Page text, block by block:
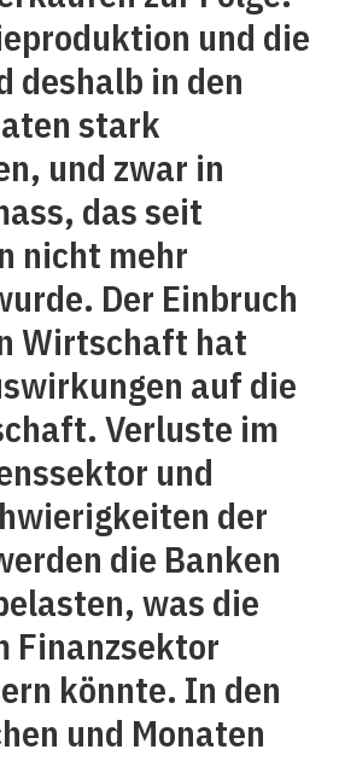
und die
deshalb in den
stark
und zwar in
das seit
nicht mehr
Der Einbruch
Wirtschaft hat
auf die
Verluste im
und
der
die Banken
was die
Finanzsektor
könnte. In den
und Monaten